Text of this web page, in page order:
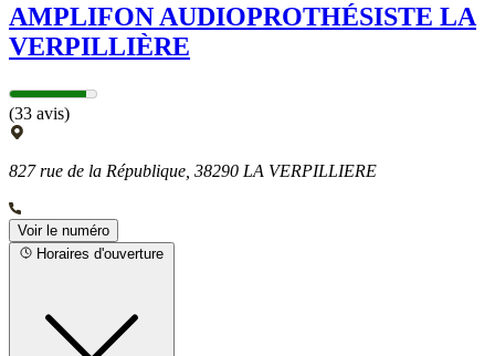
AMPLIFON AUDIOPROTHÉSISTE LA
VERPILLIÈRE
(33 avis)
827 rue de la République, 38290 LA VERPILLIERE
Voir le numéro
Horaires d'ouverture